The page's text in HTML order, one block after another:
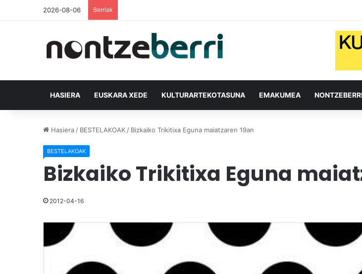
2026-08-06 Berriak
HASIERA EUSKARA XEDE KULTURARTEKOTASUNA EMAKUMEA
Hasiera / BESTELAKOAK / Bizkaiko Trikitixa Eguna maiatzaren 19an
BESTELAKOAK
Bizkaiko Trikitixa Eguna
2012-04-16